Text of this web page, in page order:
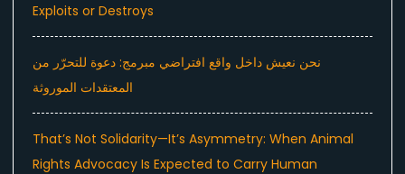
Exploits or Destroys
نحن نعيش داخل واقع افتراضي مبرمج: دعوة للتحرّر من
المعتقدات الموروثة
That’s Not Solidarity—It’s Asymmetry: When Animal
Rights Advocacy Is Expected to Carry Human